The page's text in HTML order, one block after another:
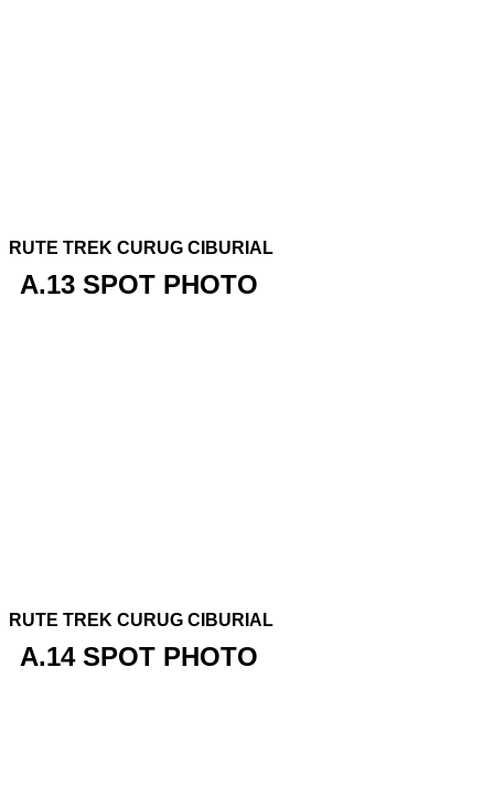
RUTE TREK CURUG CIBURIAL
A.13 SPOT PHOTO
RUTE TREK CURUG CIBURIAL
A.14 SPOT PHOTO